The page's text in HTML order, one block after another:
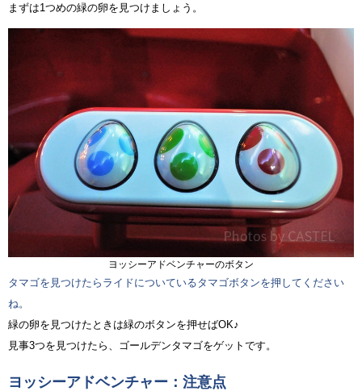
まずは1つめの緑の卵を見つけましょう。
ヨッシーアドベンチャーのボタン
タマゴを見つけたらライドについているタマゴボタンを押してください
ね。
緑の卵を見つけたときは緑のボタンを押せばOK♪
見事3つを見つけたら、ゴールデンタマゴをゲットです。
ヨッシーアドベンチャー：注意点